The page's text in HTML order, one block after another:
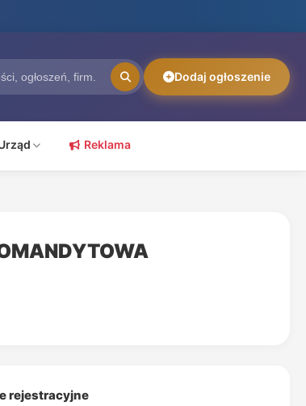
Dodaj ogłoszenie
Reklama
rejestracyjne